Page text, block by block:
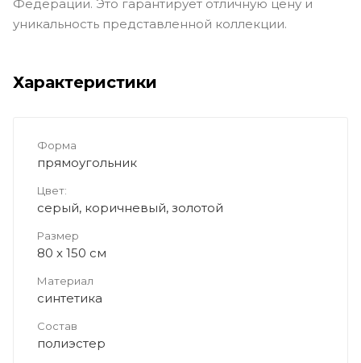
Федерации. Это гарантирует отличную цену и
уникальность представленной коллекции.
Характеристики
Форма
прямоугольник
Цвет:
серый, коричневый, золотой
Размер
80 x 150 см
Материал
синтетика
Состав
полиэстер